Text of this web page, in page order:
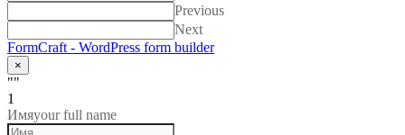
Previous
Next
FormCraft - WordPress form builder
×
""
1
Имяyour full name